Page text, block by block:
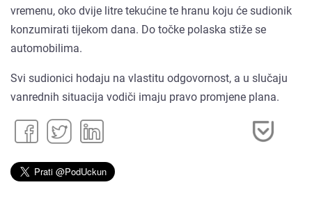
vremenu, oko dvije litre tekućine te hranu koju će sudionik
konzumirati tijekom dana. Do točke polaska stiže se
automobilima.
Svi sudionici hodaju na vlastitu odgovornost, a u slučaju
vanrednih situacija vodiči imaju pravo promjene plana.